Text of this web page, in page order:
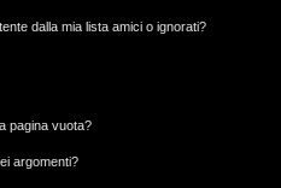
dalla mia lista amici o ignorati?
pagina vuota?
argomenti?